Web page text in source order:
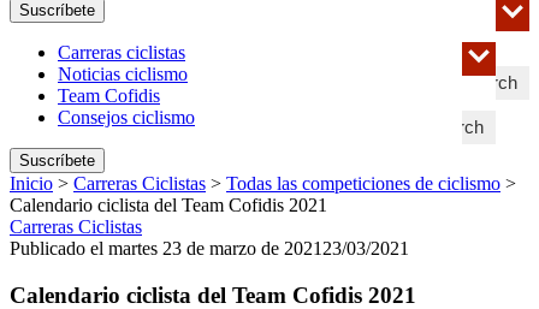
Search
Suscríbete
Search
Carreras ciclistas
Noticias ciclismo
Team Cofidis
Consejos ciclismo
Suscríbete
Inicio > Carreras Ciclistas > Todas las competiciones de ciclismo >
Calendario ciclista del Team Cofidis 2021
Carreras Ciclistas
Publicado el martes 23 de marzo de 2021 23/03/2021
Calendario ciclista del Team Cofidis 2021